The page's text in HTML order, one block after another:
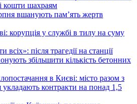
кошти шахраям
вшанують пам’ять жертв
корупція у службі в тилу на суму
після трагедії на станції
збільшити кількість бетонних
в Києві: місто разом з
контракти на понад 1,5